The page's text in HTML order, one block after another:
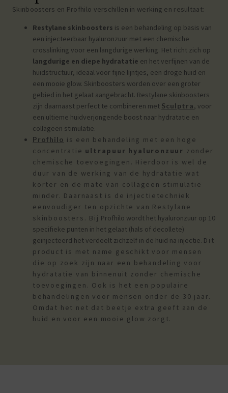
Skinboosters en Profhilo verschillen in werking en resultaat:
Restylane skinboosters is een behandeling op basis van
een injecteerbaar hyaluronzuur met een chemische
crosslinking voor een langdurige werking. Het richt zich op
langdurige en diepe hydratatie en het verfijnen van de
huidstructuur, ideaal voor fijne lijntjes, een droge huid en
een mooie glow. Skinboosters worden over een groter
gebied in het gelaat aangebracht. Restylane skinboosters
zijn daarnaast perfect te combineren met Sculptra, voor
een ultieme huidverjongende boost naar hydratatie en
collageen stimulatie.
Profhilo is een behandeling met een hoge
concentratie ultrapuur hyaluronzuur zonder
chemische toevoegingen. Hierdoor is wel de
duur van de werking van de hydratatie wat
korter en de mate van collageen stimulatie
minder. Daarnaast is de injectietechniek
eenvoudiger ten opzichte van Restylane
skinboosters. Bij Profhilo wordt het hyaluronzuur op 10
specifieke punten in het gelaat (hals of decollete)
geinjecteerd het verdeelt zichzelf in de huid na injectie. Dit
product is met name geschikt voor mensen
die op zoek zijn naar een behandeling voor
hydratatie van binnenuit zonder chemische
toevoegingen. Ook is het een populaire
behandelingen voor mensen onder de 30 jaar.
Omdat het net dat beetje extra geeft aan de
huid en voor een mooie glow zorgt.